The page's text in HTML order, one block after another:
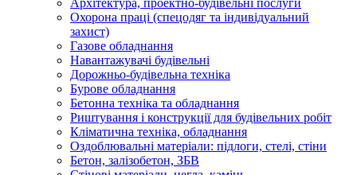
Архітектура, проектно-будівельні послуги
Охорона праці (спецодяг та індивідуальний
захист)
Газове обладнання
Навантажувачі будівельні
Дорожньо-будівельна техніка
Бурове обладнання
Бетонна техніка та обладнання
Риштування і конструкції для будівельних робіт
Кліматична техніка, обладнання
Оздоблювальні матеріали: підлоги, стелі, стіни
Бетон, залізобетон, ЗБВ